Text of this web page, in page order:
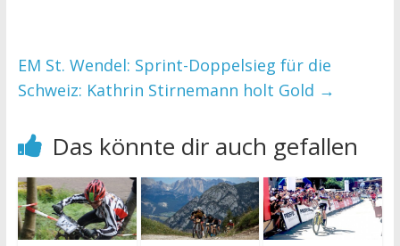
EM St. Wendel: Sprint-Doppelsieg für die
Schweiz: Kathrin Stirnemann holt Gold →
Das könnte dir auch gefallen